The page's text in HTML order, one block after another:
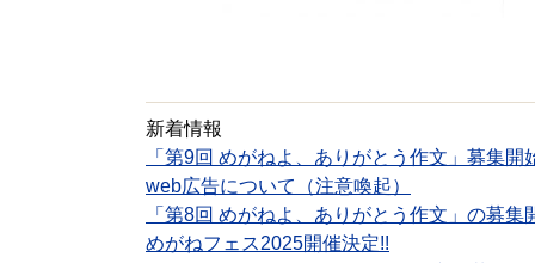
新着情報
「第9回 めがねよ、ありがとう作文」募集開
web広告について（注意喚起）
「第8回 めがねよ、ありがとう作文」の募集
めがねフェス2025開催決定!!